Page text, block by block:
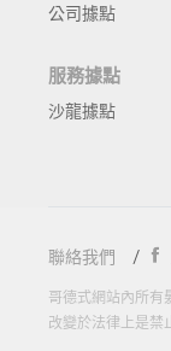
公司據點
服務據點
沙龍據點
聯絡我們 /
哥德式網站內所有
改變於法律上是禁